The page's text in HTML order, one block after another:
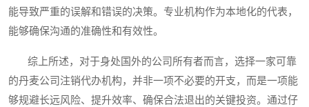
能导致严重的误解和错误的决策。专业机构作为本地化的代表，
能够确保沟通的准确性和有效性。
综上所述，对于身处国外的公司所有者而言，选择一家可靠
的丹麦公司注销代办机构，并非一项不必要的开支，而是一项能
够规避长远风险、提升效率、确保合法退出的关键投资。通过仔